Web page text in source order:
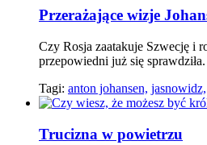
Przerażające wizje
Czy Rosja zaatakuje Szwecję i
przepowiedni już się sprawdziła.
Tagi: anton johansen, jasnowidz,
Trucizna w powietrzu